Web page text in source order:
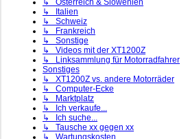
↳ Österreich & Slowenien
↳ Italien
↳ Schweiz
↳ Frankreich
↳ Sonstige
↳ Videos mit der XT1200Z
↳ Linksammlung für Motorradfahrer
Sonstiges
↳ XT1200Z vs. andere Motorräder
↳ Computer-Ecke
↳ Marktplatz
↳ Ich verkaufe...
↳ Ich suche...
↳ Tausche xx gegen xx